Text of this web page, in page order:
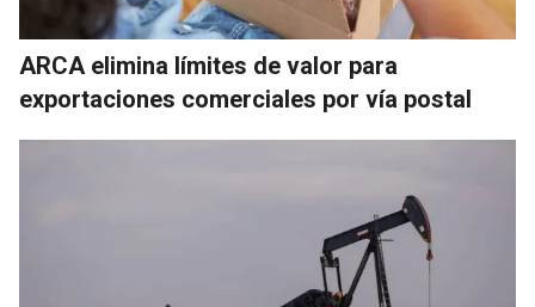
ARCA elimina límites de valor para
exportaciones comerciales por vía postal